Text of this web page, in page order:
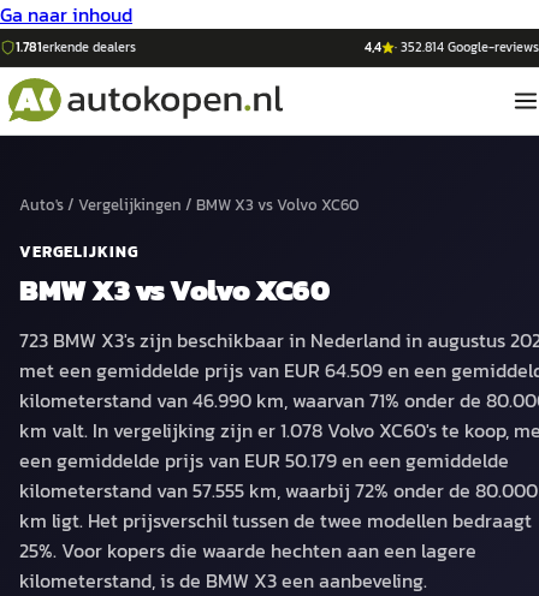
Ga naar inhoud
1.781erkende dealers 4,4 ·352.814Google-reviews
Auto's/ Vergelijkingen / BMW X3 vsVolvo XC60
VERGELIJKING
BMW X3vsVolvo XC60
723 BMW X3's zijn beschikbaar in Nederland in augustus
met een gemiddelde prijs van EUR 64.509 en een
kilometerstand van 46.990 km, waarvan 71% onder de
km valt. In vergelijking zijn er 1.078 Volvo XC60's te koop,
een gemiddelde prijs van EUR 50.179 en een gemiddelde
kilometerstand van 57.555 km, waarbij 72% onder de 80.000
km ligt. Het prijsverschil tussen de twee modellen bedraagt
25%. Voor kopers die waarde hechten aan een lagere
kilometerstand, is de BMW X3 een aanbeveling.